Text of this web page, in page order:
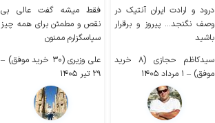
درود و ارادت ایران آنتیک در
وصف نگنجد... پیروز و برقرار
باشید
سیدکاظم حجازی (۸ خرید
موفق) – ۱ مرداد ۱۴۰۵
فقط میشه گفت عالی بی
نقص و مطمئن برای همه چیز
سپاسگزارم ممنون
علی وزیری (۳۰ خرید موفق)
–
۲۹ تیر ۱۴۰۵